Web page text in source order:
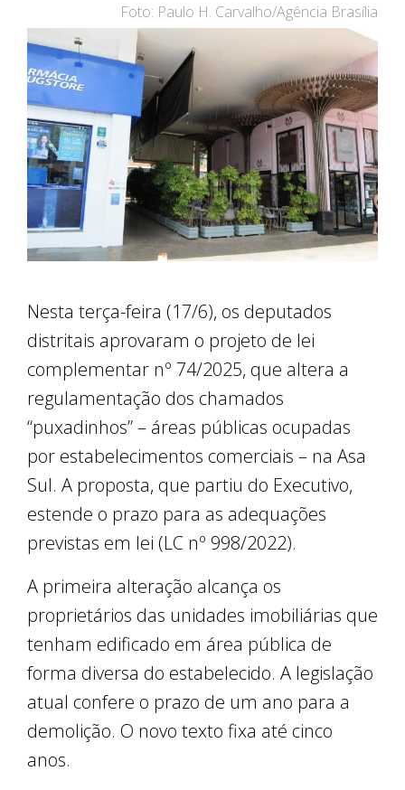
Foto: Paulo H. Carvalho/Agência Brasília
Nesta terça-feira (17/6), os deputados
distritais aprovaram o projeto de lei
complementar nº 74/2025, que altera a
regulamentação dos chamados
“puxadinhos” – áreas públicas ocupadas
por estabelecimentos comerciais – na Asa
Sul. A proposta, que partiu do Executivo,
estende o prazo para as adequações
previstas em lei (LC nº 998/2022).
A primeira alteração alcança os
proprietários das unidades imobiliárias que
tenham edificado em área pública de
forma diversa do estabelecido. A legislação
atual confere o prazo de um ano para a
demolição. O novo texto fixa até cinco
anos.